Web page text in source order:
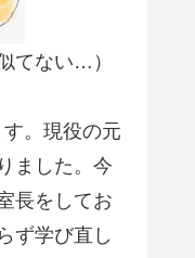
てない…）
。現役の元
ました。今
長をしてお
ず学び直し